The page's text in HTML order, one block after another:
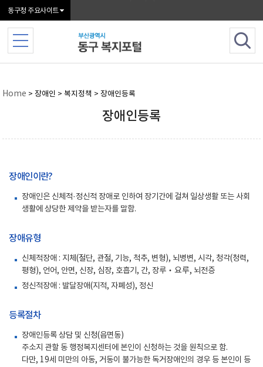
동구청 주요사이트
Home > 장애인 > 복지정책 > 장애인등록
장애인등록
장애인이란?
장애인은 신체적·정신적 장애로 인하여 장기간에 걸쳐 일상생활 또는 사회
생활에 상당한 제약을 받는자를 말함.
장애유형
신체적장애 : 지체(절단, 관절, 기능, 척추, 변형), 뇌병변, 시각, 청각(청력,
평형), 언어, 안면, 신장, 심장, 호흡기, 간, 장루 ‧요루, 뇌전증
정신적장애 : 발달장애(지적, 자폐성), 정신
등록절차
장애인등록 상담 및 신청(읍면동)
주소지 관할 동 행정복지센터에 본인이 신청하는 것을 원칙으로 함.
다만, 19세 미만의 아동, 거동이 불가능한 독거장애인의 경우 등 본인이 등